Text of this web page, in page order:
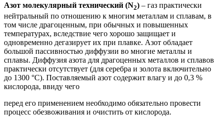
Азот молекулярный технический (N2) – газ практически
нейтральный по отношению к многим металлам и сплавам, в
том числе драгоценным, при обычных и повышенных
температурах, вследствие чего хорошо защищает и
одновременно дегазирует их при плавке. Азот обладает
большой пассивностью диффузии во многие металлы и
сплавы. Диффузия азота для драгоценных металлов и сплавов
практически отсутствует (для серебра и золота включительно
до 1300 °С). Поставляемый азот содержит влагу и до 0,3 %
кислорода, ввиду чего
перед его применением необходимо обязательно провести
процесс обезвоживания и очистить от кислорода.